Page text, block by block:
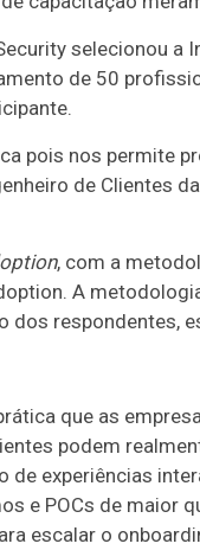
selecionou a
de 50
pois nos permite
de Clientes
, com a
A
dos respondentes,
que as
podem
de experiências
e POCs de maior
escalar o